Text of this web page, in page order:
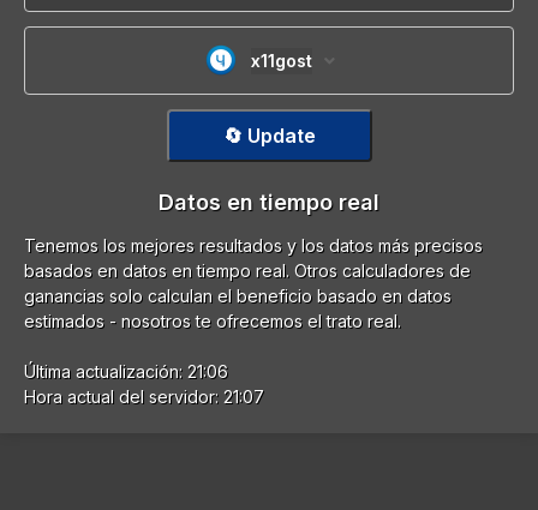
x11gost
🔄 Update
Datos en tiempo real
Tenemos los mejores resultados y los datos más precisos
basados en datos en tiempo real. Otros calculadores de
ganancias solo calculan el beneficio basado en datos
estimados - nosotros te ofrecemos el trato real.
Última actualización: 21:06
Hora actual del servidor: 21:07